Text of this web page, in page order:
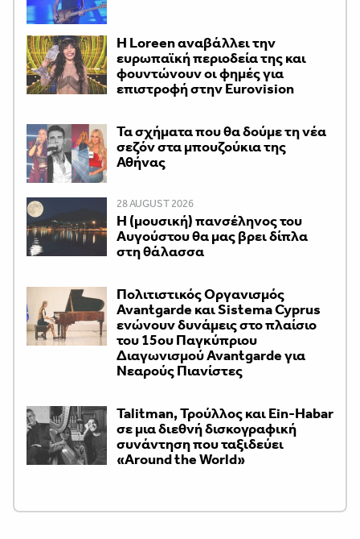
Η Loreen αναβάλλει την
ευρωπαϊκή περιοδεία της και
φουντώνουν οι φημές για
επιστροφή στην Eurovision
Τα σχήματα που θα δούμε τη νέα
σεζόν στα μπουζούκια της
Αθήνας
28 AUGUST 2026
Η (μουσική) πανσέληνος του
Αυγούστου θα μας βρει δίπλα
στη θάλασσα
Πολιτιστικός Οργανισμός
Avantgarde και Sistema Cyprus
ενώνουν δυνάμεις στο πλαίσιο
του 15ου Παγκύπριου
Διαγωνισμού Avantgarde για
Νεαρούς Πιανίστες
Talitman, Τρούλλος και Ein-Habar
σε μια διεθνή δισκογραφική
συνάντηση που ταξιδεύει
«Around the World»